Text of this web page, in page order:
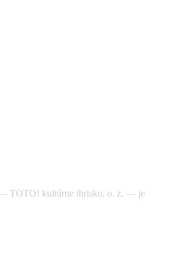
— TOTO! kultúrne ihrisko, o. z. — je